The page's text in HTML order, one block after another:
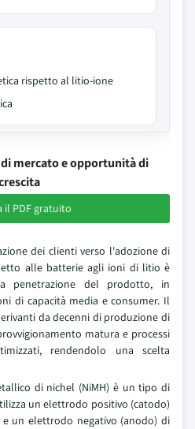
rispetto al litio-ione
mercato e opportunità di
il PDF gratuito
dei clienti verso l'adozione di
alle batterie agli ioni di litio è
penetrazione del prodotto, in
di capacità media e consumer. Il
da decenni di produzione di
matura e processi
rendendolo una scelta
di nichel (NiMH) è un tipo di
un elettrodo positivo (catodo)
un elettrodo negativo (anodo) di